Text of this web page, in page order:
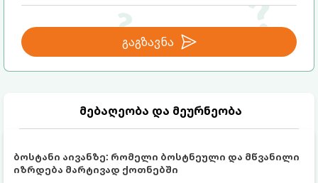
გაგზავნა
მებაღეობა და მეურნეობა
ბოსტანი აივანზე: რომელი ბოსტნეული და მწვანილი
იზრდება მარტივად ქოთნებში